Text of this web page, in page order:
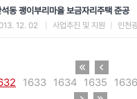
석동 괭이부리마을 보금자리주택 준공
12. 02 사업추진 및 지원 인천
1633 1634 1635 1636